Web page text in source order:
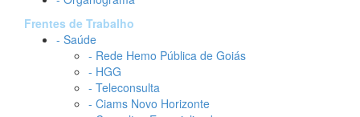
Frentes de Trabalho
- Saúde
- Rede Hemo Pública de Goiás
- HGG
- Teleconsulta
- Ciams Novo Horizonte